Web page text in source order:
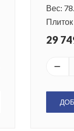
Вес:
29